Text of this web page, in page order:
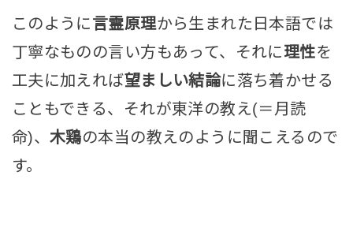
このように言霊原理から生まれた日本語では
丁寧なものの言い方もあって、それに理性を
工夫に加えれば望ましい結論に落ち着かせる
こともできる、それが東洋の教え(＝月読
命)、木鶏の本当の教えのように聞こえるので
す。